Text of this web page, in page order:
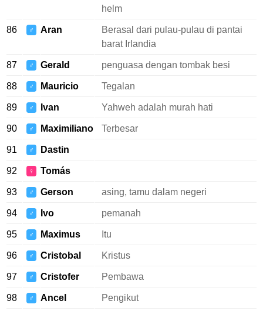
helm
86 ♂ Aran
Berasal dari pulau-pulau di pantai
barat Irlandia
87 ♂ Gerald penguasa dengan tombak besi
88 ♂ Mauricio Tegalan
89 ♂ Ivan Yahweh adalah murah hati
90 ♂ Maximiliano Terbesar
91 ♂ Dastin
92 ♀ Tomás
93 ♂ Gerson asing, tamu dalam negeri
94 ♂ Ivo pemanah
95 ♂ Maximus Itu
96 ♂ Cristobal Kristus
97 ♂ Cristofer Pembawa
98 ♂ Ancel Pengikut